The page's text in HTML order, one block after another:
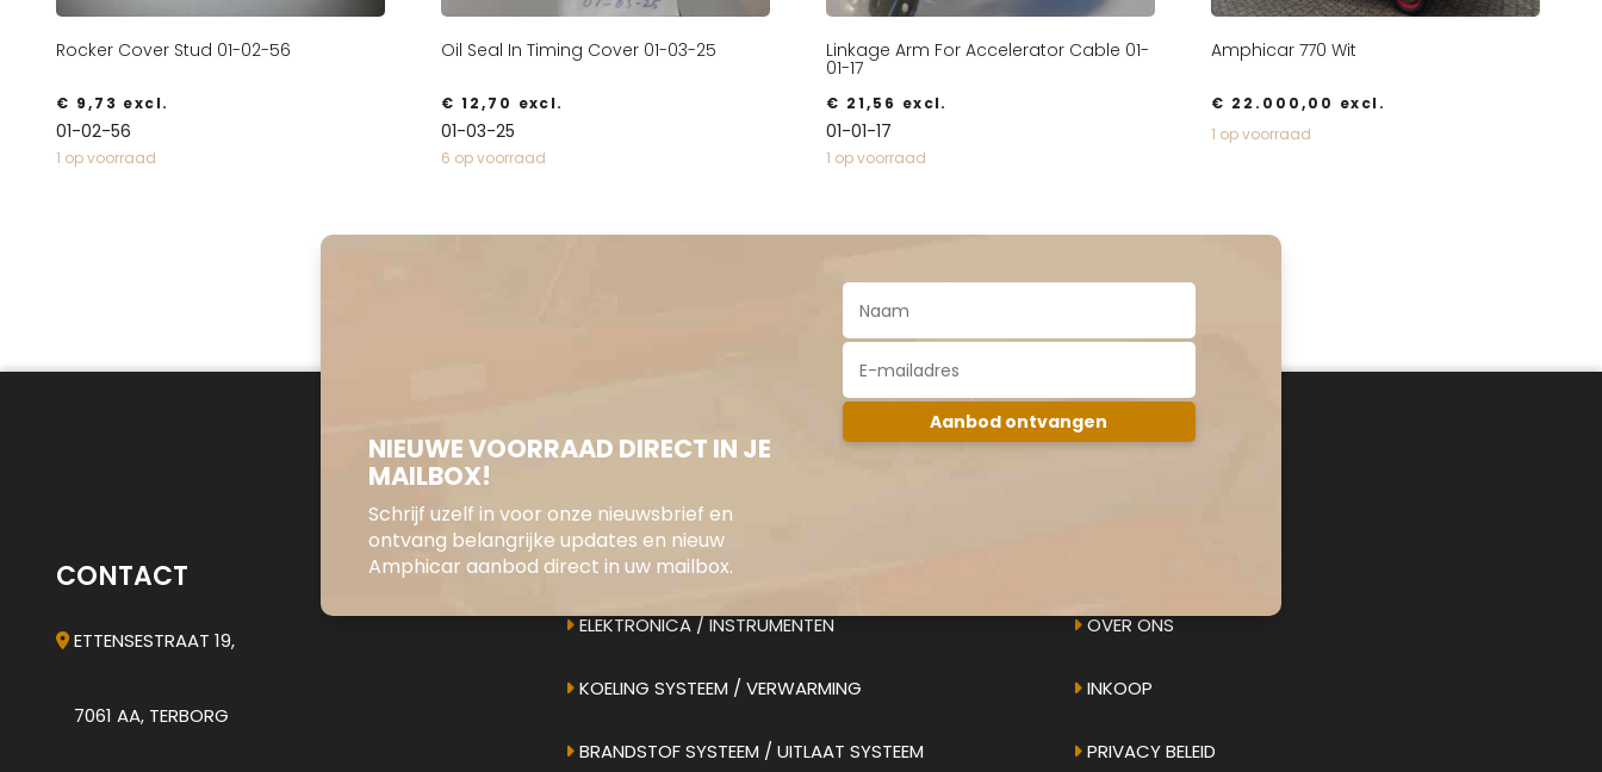
Rocker Cover Stud 01-02-56
€ 9,73 excl.
01-02-56
1 op voorraad
Oil Seal In Timing Cover 01-03-25
€ 12,70 excl.
01-03-25
6 op voorraad
Linkage Arm For Accelerator Cable 01-
01-17
€ 21,56 excl.
01-01-17
1 op voorraad
Amphicar 770 Wit
€ 22.000,00 excl.
1 op voorraad
NIEUWE VOORRAAD DIRECT IN JE
MAILBOX!
Schrijf uzelf in voor onze nieuwsbrief en
ontvang belangrijke updates en nieuw
Amphicar aanbod direct in uw mailbox.
CONTACT
ETTENSESTRAAT 19,
7061 AA, TERBORG
ONS AANBOD
ELEKTRONICA / INSTRUMENTEN
KOELING SYSTEEM / VERWARMING
BRANDSTOF SYSTEEM / UITLAAT SYSTEEM
OVER ONS
INKOOP
PRIVACY BELEID